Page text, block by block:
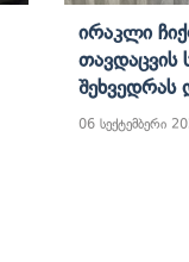
Ირაკლი
Თავდაცვის
Შეხვედრას
06 სექტემბერი